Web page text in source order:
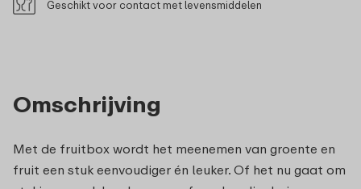
Omschrijving
Met de fruitbox wordt het meenemen van groente en
fruit een stuk eenvoudiger én leuker. Of het nu gaat om
Geschikt voor contact met levensmiddelen